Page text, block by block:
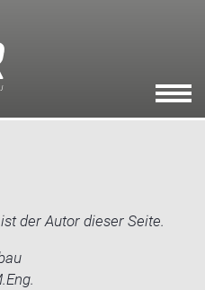
der Autor dieser Seite.